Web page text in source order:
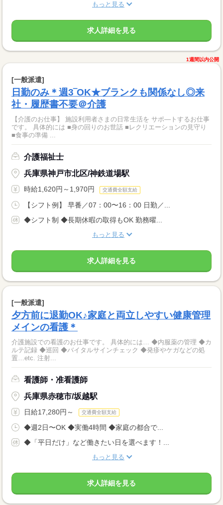
もっと見る
求人詳細を見る
1週間以内公開
[一般派遣]
日勤のみ＊週3‾OK★ブランクも関係なし◎来
社・履歴書不要＠介護
【介護のお仕事】 施設利用者さまの日常生活を サポ―トするお仕事
です。 具体的には ■身の回りのお世話 ■レクリエーションの見守り
■食事の準備 ...
介護福祉士
兵庫県神戸市北区/神鉄道場駅
時給1,620円～1,970円 交通費全額支給
【シフト例】 早番／07：00〜16：00 日勤／...
◆シフト制 ◆長期休暇の取得もOK 勤務曜...
もっと見る
求人詳細を見る
[一般派遣]
夕方前に退勤OK♪家庭と両立しやすい健康管理
メインの看護＊
介護施設での看護のお仕事です。 具体的には… ◆内服薬の管理 ◆カ
ルテ記録 ◆巡回 ◆バイタルサインチェック ◆発疹やケガなどの処
置…etc. 注射...
看護師・准看護師
兵庫県赤穂市/坂越駅
日給17,280円～ 交通費全額支給
◆週2日〜OK ◆実働4時間 ◆家庭の都合で...
◆「平日だけ」など働きたい日を選べます！...
もっと見る
求人詳細を見る